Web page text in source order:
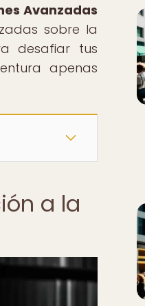
Avanzadas
sobre la
desafiar tus
apenas
a la